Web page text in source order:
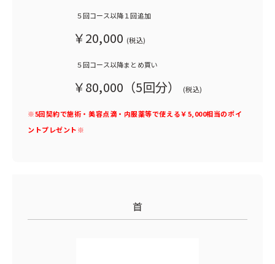
５回コース以降１回追加
￥20,000 (税込)
５回コース以降まとめ買い
￥80,000（5回分） (税込)
※5回契約で施術・美容点滴・内服薬等で使える￥5,000相当のポイ
ントプレゼント※
首